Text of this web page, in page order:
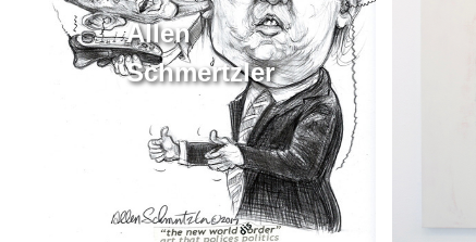
Allen
Schmertzler